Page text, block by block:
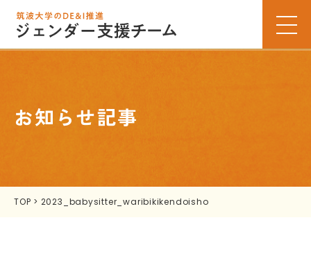
お知らせ記事
TOP > 2023_babysitter_waribikikendoisho